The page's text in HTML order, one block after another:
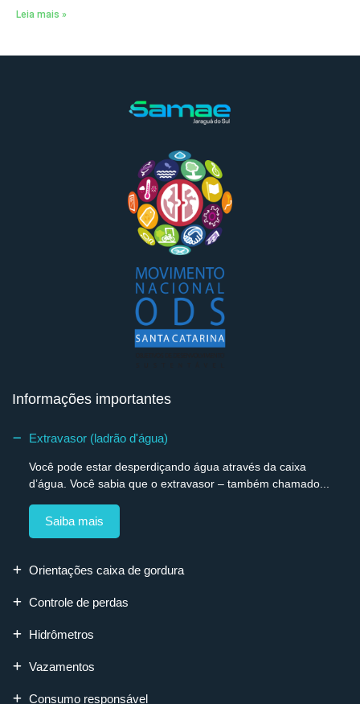
Leia mais »
Informações importantes
Extravasor (ladrão d'água)
Você pode estar desperdiçando água através da caixa
d’água. Você sabia que o extravasor – também chamado...
Saiba mais
Orientações caixa de gordura
Controle de perdas
Hidrômetros
Vazamentos
Consumo responsável